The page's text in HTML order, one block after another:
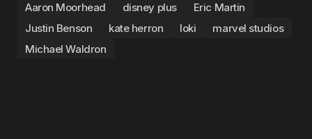
Aaron Moorhead disney plus
Eric Martin
Justin Benson
kate herron loki
marvel studios
Michael Waldron